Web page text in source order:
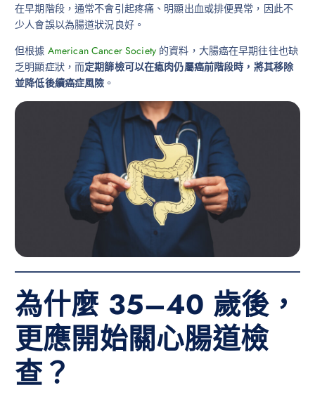
在早期階段，通常不會引起疼痛、明顯出血或排便異常，因此不
少人會誤以為腸道狀況良好。
但根據 American Cancer Society的資料，大腸癌在早期往往也缺
乏明顯症狀，而定期篩檢可以在瘜肉仍屬癌前階段時，將其移除
並降低後續癌症風險 。
為什麼 35–40 歲後，
更應開始關心腸道檢
查？